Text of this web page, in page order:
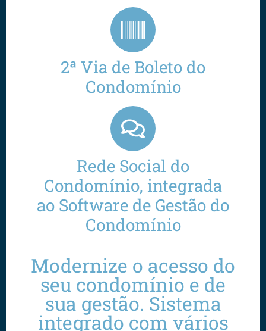
2ª Via de Boleto do
Condomínio
Rede Social do
Condomínio, integrada
ao Software de Gestão do
Condomínio
Modernize o acesso do
seu condomínio e de
sua gestão. Sistema
integrado com vários